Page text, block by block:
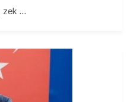
zek ...